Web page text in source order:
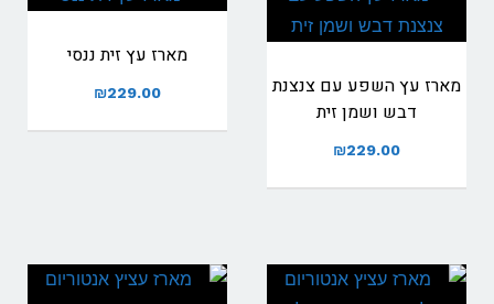
מארז עץ השפע עם צנצנת
דבש ושמן זית
₪229.00
מארז עץ זית ננסי
₪229.00